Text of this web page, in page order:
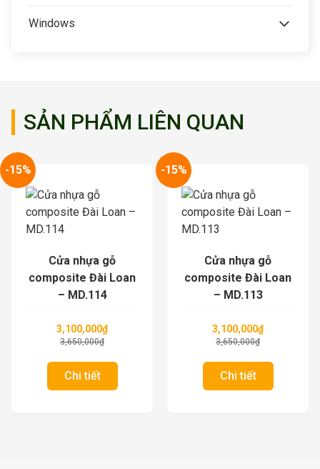
Windows
SẢN PHẨM LIÊN QUAN
-15%
Cửa nhựa gỗ
composite Đài Loan
– MD.114
3,100,000₫
3,650,000₫
Chi tiết
-15%
Cửa nhựa gỗ
composite Đài Loan
– MD.113
3,100,000₫
3,650,000₫
Chi tiết